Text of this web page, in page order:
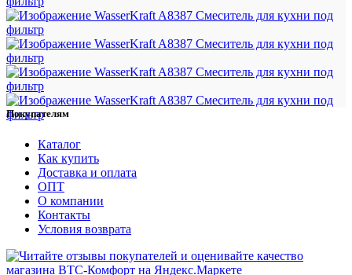
Покупателям
Каталог
Как купить
Доставка и оплата
ОПТ
О компании
Контакты
Условия возврата